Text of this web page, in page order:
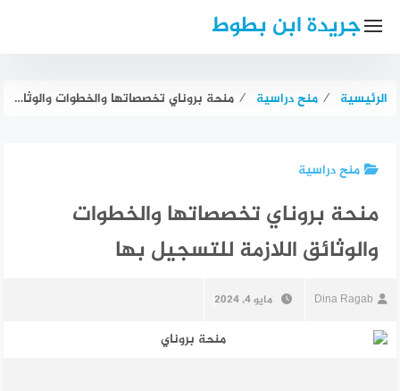
جريدة ابن بطوط
الرئيسية ⁄ منح دراسية ⁄ منحة بروناي تخصصاتها والخطوات والوثائق اللازمة للتسجيل بها
منح دراسية
منحة بروناي تخصصاتها والخطوات
والوثائق اللازمة للتسجيل بها
Dina Ragab مايو 4, 2024